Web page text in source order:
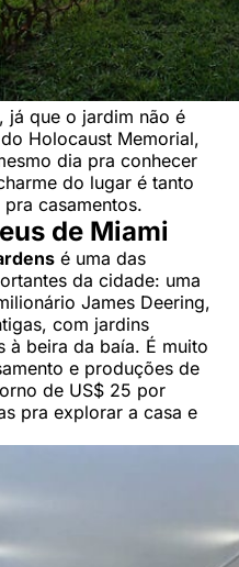
já que o jardim não é
Holocaust Memorial,
dia pra conhecer
do lugar é tanto
casamentos.
de Miami
é uma das
da cidade: uma
James Deering,
com jardins
à beira da baía. É muito
e produções de
de US$ 25 por
pra explorar a casa e